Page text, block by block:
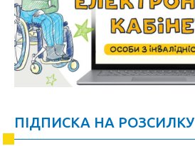
ПІДПИСКА НА РОЗСИЛКУ